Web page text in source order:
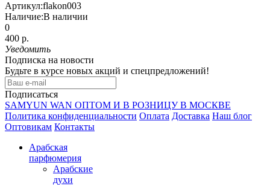
Артикул:flakon003
Наличие:В наличии
0
400 р.
Уведомить
Подписка на новости
Будьте в курсе новых акций и спецпредложений!
Подписаться
SAMYUN WAN ОПТОМ И В РОЗНИЦУ В МОСКВЕ
Политика конфиденциальности Оплата Доставка Наш блог
Оптовикам Контакты
Арабская
парфюмерия
Арабские
духи